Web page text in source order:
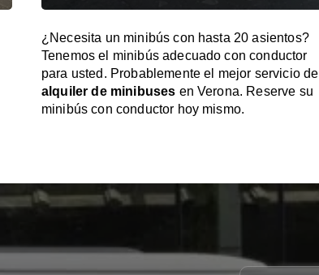
¿Necesita un minibús con hasta 20 asientos?
Tenemos el minibús adecuado con conductor
para usted. Probablemente el mejor servicio de
alquiler de minibuses en Verona. Reserve su
minibús con conductor hoy mismo.